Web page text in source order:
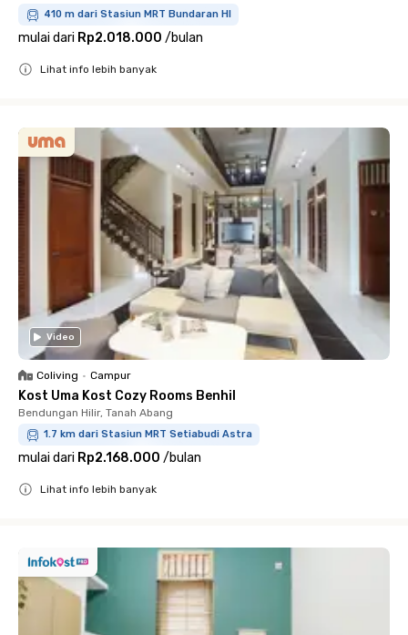
410 m dari Stasiun MRT Bundaran HI
mulai dari Rp2.018.000 /bulan
Lihat info lebih banyak
Video
Coliving • Campur
Kost Uma Kost Cozy Rooms Benhil
Bendungan Hilir, Tanah Abang
1.7 km dari Stasiun MRT Setiabudi Astra
mulai dari Rp2.168.000 /bulan
Lihat info lebih banyak